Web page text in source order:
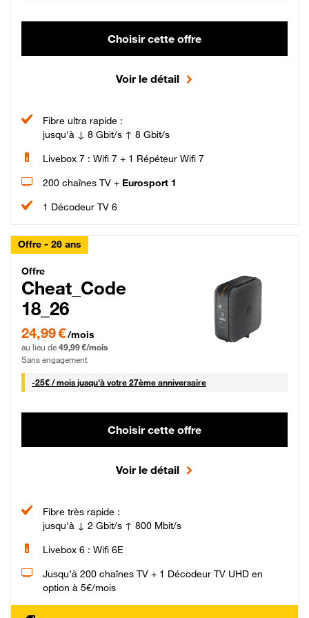
Choisir cette offre
Voir le détail
Fibre ultra rapide :
jusqu'à ↓ 8 Gbit/s ↑ 8 Gbit/s
Livebox 7 : Wifi 7 + 1 Répéteur Wifi 7
200 chaînes TV + Eurosport 1
1 Décodeur TV 6
Offre - 26 ans
Cheat_Code Fibre_18_26
Offre
Cheat_Code
18_26
24,99 € par mois pendant 0 mois puis 49,99 € par mois, Sans engagement
24,99 €/mois
au lieu de 49,99 €/mois
Sans engagement
-25€ / mois25 € par mois
jusqu'à votre 27ème anniversaire
Choisir cette offre
Voir le détail
Fibre très rapide :
jusqu'à ↓ 2 Gbit/s ↑ 800 Mbit/s
Livebox 6 : Wifi 6E
Jusqu’à 200 chaînes TV + 1 Décodeur TV UHD en
option à 5€/mois